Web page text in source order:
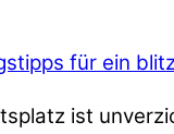
für ein
ist